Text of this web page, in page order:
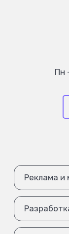
Пн
Реклама и